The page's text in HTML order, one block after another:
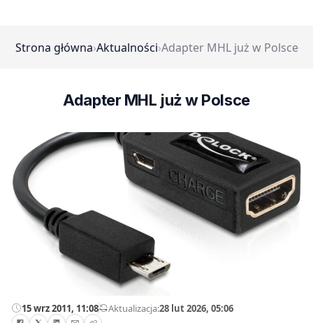
Strona główna›Aktualności›Adapter MHL już w Polsce
Adapter MHL już w Polsce
15 wrz 2011, 11:08—Aktualizacja:28 lut 2026, 05:06